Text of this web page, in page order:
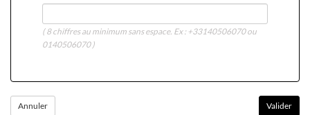
( 8 chiffres au minimum sans espace. Ex : +33140506070 ou
0140506070 )